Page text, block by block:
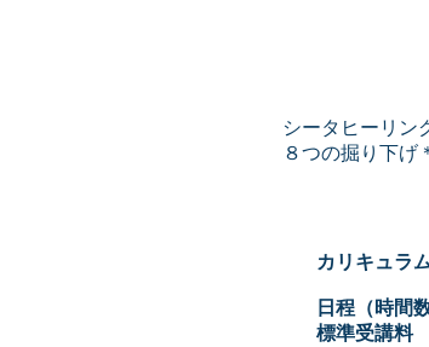
シータヒーリン
８つの掘り下げ
カリキュラ
日程（時間
標準受講料